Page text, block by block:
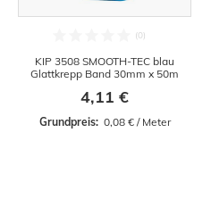
KIP 3508 SMOOTH-TEC blau
Glattkrepp Band 30mm x 50m
4,11 €
Grundpreis: 0,08 € / Meter